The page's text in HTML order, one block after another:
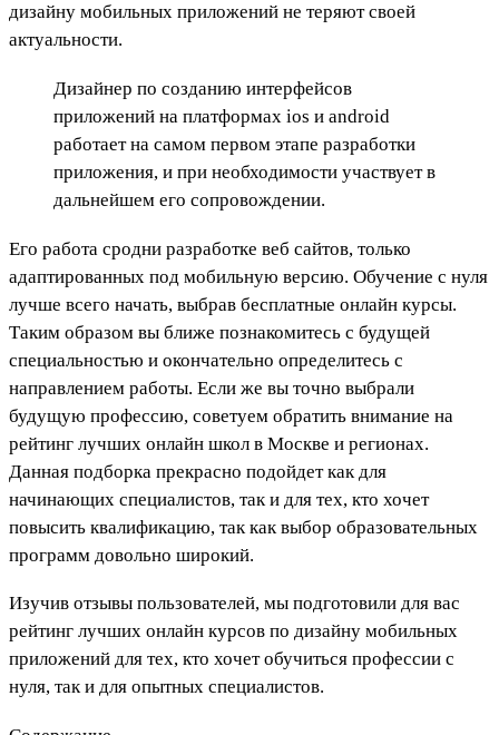
дизайну мобильных приложений не теряют своей
актуальности.
Дизайнер по созданию интерфейсов
приложений на платформах ios и android
работает на самом первом этапе разработки
приложения, и при необходимости участвует в
дальнейшем его сопровождении.
Его работа сродни разработке веб сайтов, только
адаптированных под мобильную версию. Обучение с нуля
лучше всего начать, выбрав бесплатные онлайн курсы.
Таким образом вы ближе познакомитесь с будущей
специальностью и окончательно определитесь с
направлением работы. Если же вы точно выбрали
будущую профессию, советуем обратить внимание на
рейтинг лучших онлайн школ в Москве и регионах.
Данная подборка прекрасно подойдет как для
начинающих специалистов, так и для тех, кто хочет
повысить квалификацию, так как выбор образовательных
программ довольно широкий.
Изучив отзывы пользователей, мы подготовили для вас
рейтинг лучших онлайн курсов по дизайну мобильных
приложений для тех, кто хочет обучиться профессии с
нуля, так и для опытных специалистов.